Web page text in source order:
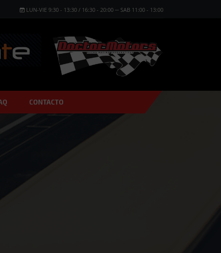
LUN-VIE 9:30 - 13:30 / 16:30 - 20:00 ─ SAB 11:00 - 13:00
CONTACTO